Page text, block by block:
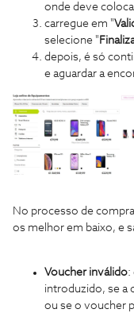
onde deve
carregue em "
selecione "
depois, é só
e aguardar a
No processo de
os melhor em baixo, e
Voucher inválido:
introduzido, se a
ou se o voucher